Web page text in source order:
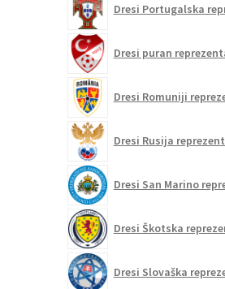
Dresi Portugalska
Dresi puran
Dresi Romuniji
Dresi Rusija
Dresi San Marino
Dresi Škotska
Dresi Slovaška